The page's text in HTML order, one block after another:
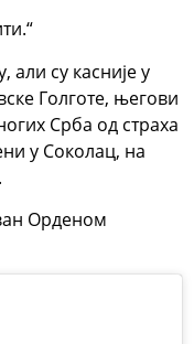
али су касније у
Голготе, његови
Срба од страха
у Соколац, на
Орденом